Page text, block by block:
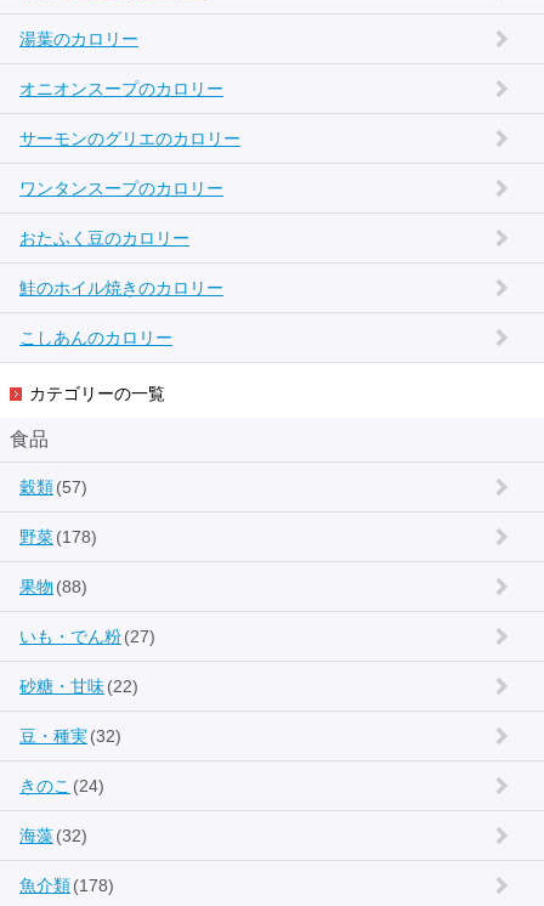
湯葉のカロリー
オニオンスープのカロリー
サーモンのグリエのカロリー
ワンタンスープのカロリー
おたふく豆のカロリー
鮭のホイル焼きのカロリー
こしあんのカロリー
カテゴリーの一覧
食品
穀類(57)
野菜(178)
果物 (88)
いも・でん粉(27)
砂糖・甘味(22)
豆・種実(32)
きのこ (24)
海藻(32)
魚介類(178)